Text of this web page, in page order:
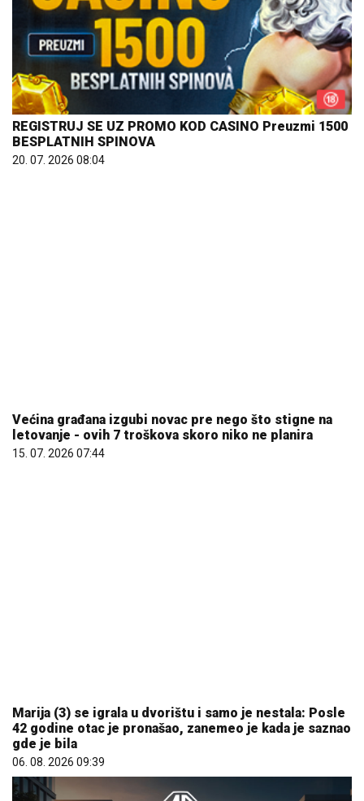
REGISTRUJ SE UZ PROMO KOD CASINO Preuzmi 1500
BESPLATNIH SPINOVA
20. 07. 2026 08:04